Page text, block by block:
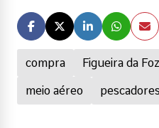
compra Figueira da Foz
meio aéreo pescadores